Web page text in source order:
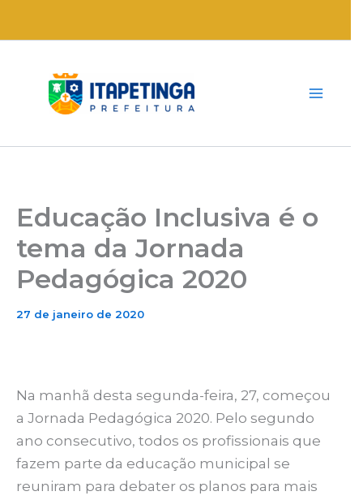
conteúdo
Educação Inclusiva é o
tema da Jornada
Pedagógica 2020
27 de janeiro de 2020
Na manhã desta segunda-feira, 27, começou
a Jornada Pedagógica 2020. Pelo segundo
ano consecutivo, todos os profissionais que
fazem parte da educação municipal se
reuniram para debater os planos para mais